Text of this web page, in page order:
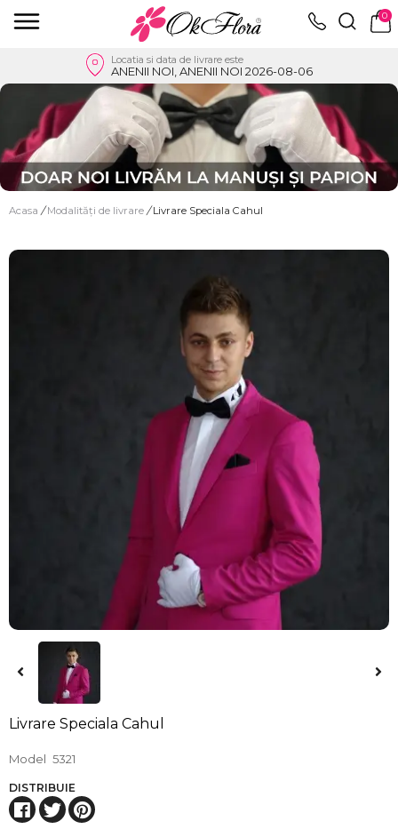
0
Locatia si data de livrare este
ANENII NOI, ANENII NOI 2026-08-06
Acasa / Modalități de livrare / Livrare Speciala Cahul
Livrare Speciala Cahul
Model 5321
DISTRIBUIE